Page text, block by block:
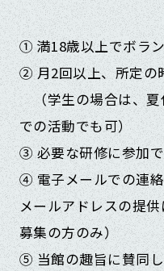
① 満18歳以上でボラ
② 月2回以上、所定の
（学生の場合は、夏
での活動でも可）
③ 必要な研修に参加
④ 電子メールでの連
メールアドレスの提
募集の方のみ）
⑤ 当館の趣旨に賛同